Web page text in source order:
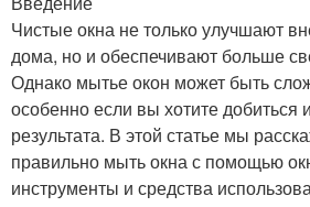
Чистые окна не только улучшают
дома, но и обеспечивают больше
Однако мытье окон может быть
особенно если вы хотите добиться
результата. В этой статье мы
правильно мыть окна с помощью
инструменты и средства